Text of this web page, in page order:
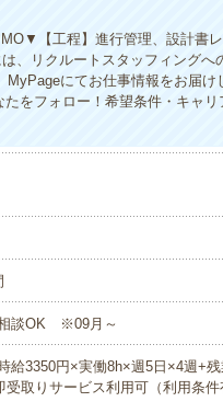
【工程】進行管理、設計書
リクルートスタッフィングへ
にてお仕事情報をお届け
をフォロー！希望条件・キャ
談OK ※09月～
給3350円×実働8h×週5日×4週+
取りサービス利用可（利用条件